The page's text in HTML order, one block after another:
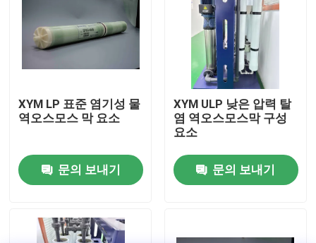
비디오
회사 소개
품질 관리
문의하기
XYM LP 표준 염기성 물
역오스모스 막 요소
문의 보내기
XYM ULP 낮은 압력 탈
염 역오스모스막 구성
요소
문의 보내기